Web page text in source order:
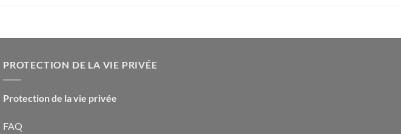
PROTECTION DE LA VIE PRIVÉE
Protection de la vie privée
FAQ